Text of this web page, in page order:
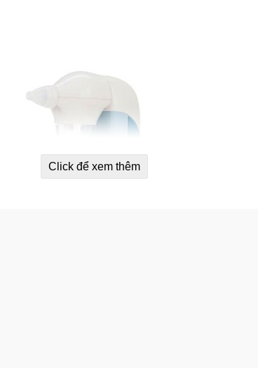
Click để xem thêm